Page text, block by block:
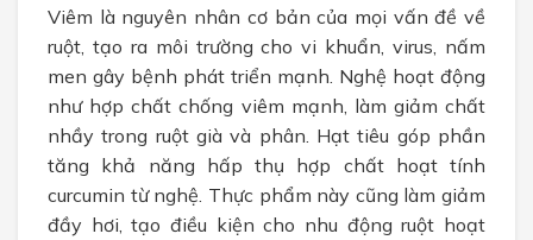
Viêm là nguyên nhân cơ bản của mọi vấn đề về
ruột, tạo ra môi trường cho vi khuẩn, virus, nấm
men gây bệnh phát triển mạnh. Nghệ hoạt động
như hợp chất chống viêm mạnh, làm giảm chất
nhầy trong ruột già và phân. Hạt tiêu góp phần
tăng khả năng hấp thụ hợp chất hoạt tính
curcumin từ nghệ. Thực phẩm này cũng làm giảm
đầy hơi, tạo điều kiện cho nhu động ruột hoạt